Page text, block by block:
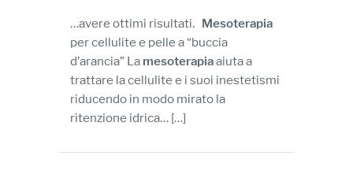
…avere ottimi risultati. Mesoterapia
per cellulite e pelle a “buccia
d’arancia” La mesoterapiaaiuta a
trattare la cellulite e i suoi inestetismi
riducendo in modo mirato la
ritenzione idrica… […]